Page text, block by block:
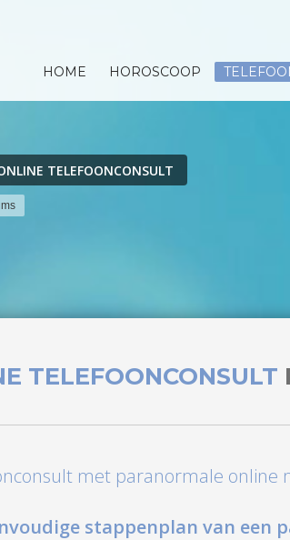
HOME HOROSCOOP
TELEFOONCONSULT
TELEFOONCONSULT
met paranormale online
stappenplan van een